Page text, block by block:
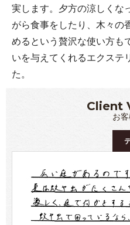
実します。夕方の涼しくな
がら食事をしたり、木々の
めるという贅沢な使い方も
いを与えてくれるエクステ
た。
Client
お